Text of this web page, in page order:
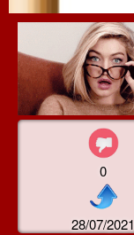
0
28/07/2021